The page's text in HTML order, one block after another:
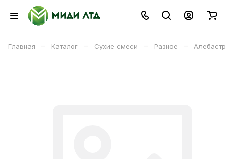
Главная – Каталог – Сухие смеси – Разное –